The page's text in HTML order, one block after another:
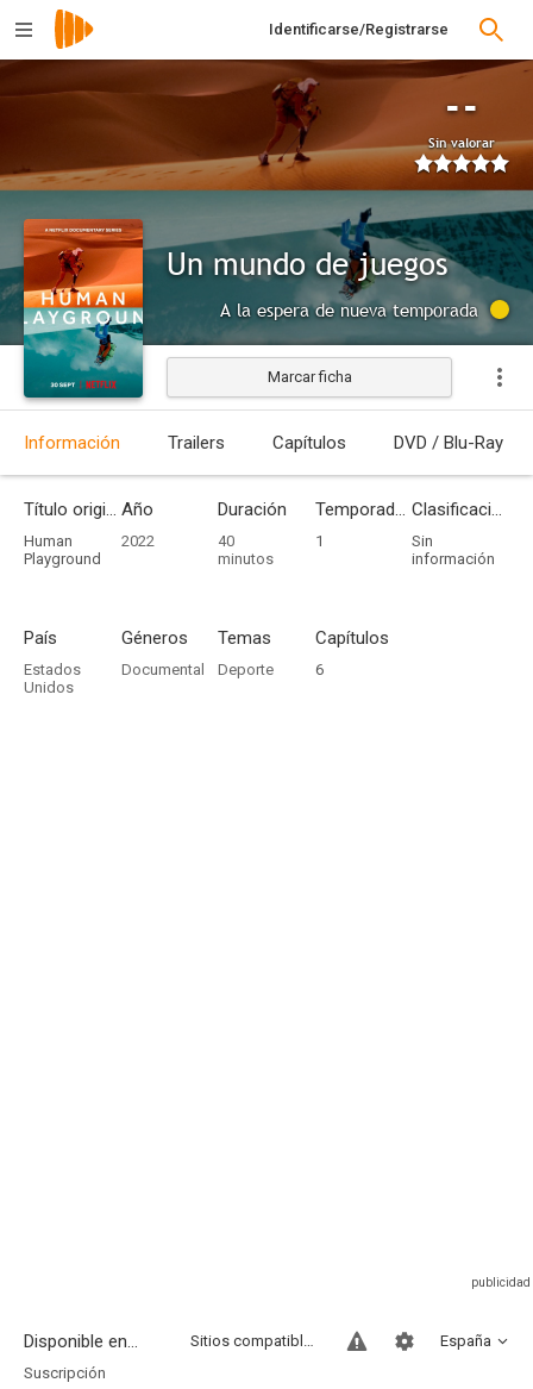
Identificarse/Registrarse
--
Sin valorar
Un mundo de juegos
A la espera de nueva temporada
Marcar ficha
Información Trailers Capítulos DVD / Blu-Ray
Título original
Human
Playground
Año
2022
Duración
40
minutos
Temporadas
1
Clasificación por edades
Sin
información
País
Estados
Unidos
Géneros
Documental
Temas
Deporte
Capítulos
6
Disponible en... España
Sitios compatibles
Suscripción